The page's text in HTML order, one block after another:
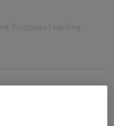
in science
creating safe and inclusive
of interactive STEM
STEM engagement
European teaching
pedagogy, informal